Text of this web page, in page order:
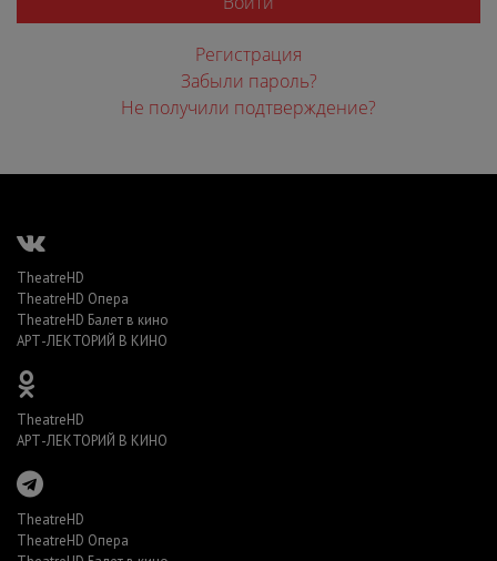
Регистрация
Забыли пароль?
Не получили подтверждение?
TheatreHD
TheatreHD Опера
TheatreHD Балет в кино
АРТ-ЛЕКТОРИЙ В КИНО
TheatreHD
АРТ-ЛЕКТОРИЙ В КИНО
TheatreHD
TheatreHD Опера